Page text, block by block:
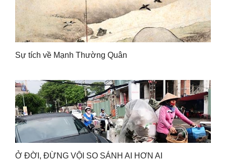
Sự tích về Mạnh Thường Quân
Ở ĐỜI, ĐỪNG VỘI SO SÁNH AI HƠN AI